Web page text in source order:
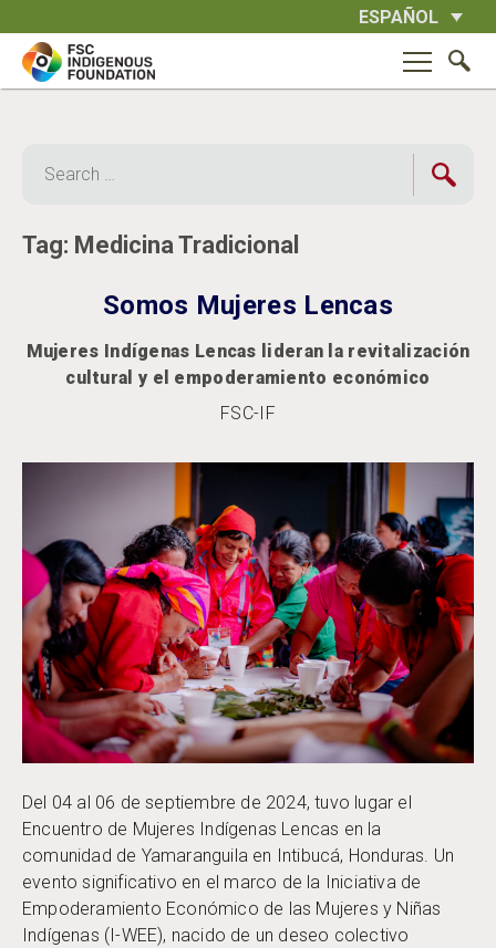
to
content
ESPAÑOL
for:
Tag: Medicina Tradicional
Somos Mujeres Lencas
Mujeres Indígenas Lencas lideran la revitalización
cultural y el empoderamiento económico
FSC-IF
Del 04 al 06 de septiembre de 2024, tuvo lugar el
Encuentro de Mujeres Indígenas Lencas en la
comunidad de Yamaranguila en Intibucá, Honduras. Un
evento significativo en el marco de la Iniciativa de
Empoderamiento Económico de las Mujeres y Niñas
Indígenas (I-WEE), nacido de un deseo colectivo